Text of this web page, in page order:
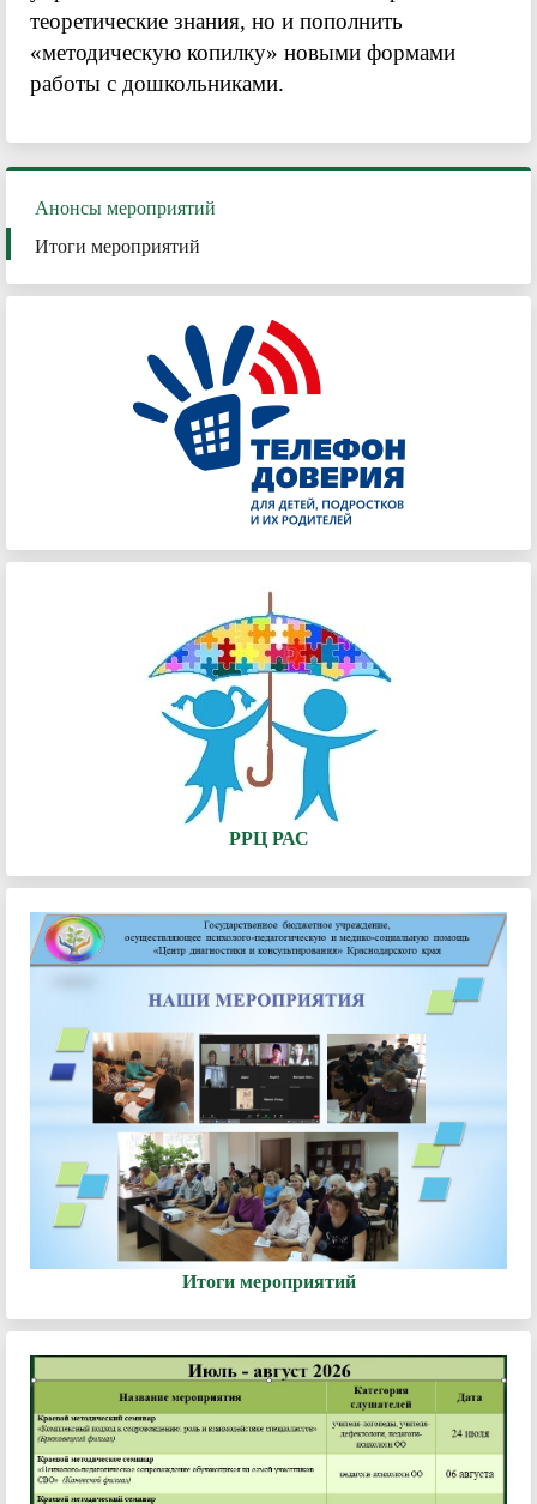
теоретические знания, но и пополнить
«методическую копилку» новыми формами
работы с дошкольниками.
Анонсы мероприятий
Итоги мероприятий
РРЦ РАС
Итоги мероприятий